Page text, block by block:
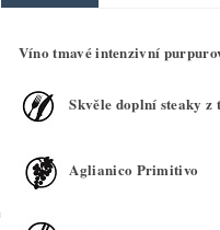
Víno tmavé intenzivní
Skvěle doplní steaky z
Aglianico Primitivo